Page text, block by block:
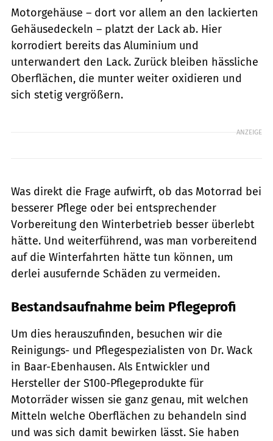
Motorgehäuse – dort vor allem an den lackierten
Gehäusedeckeln – platzt der Lack ab. Hier
korrodiert bereits das Aluminium und
unterwandert den Lack. Zurück bleiben hässliche
Oberflächen, die munter weiter oxidieren und
sich stetig vergrößern.
ANZEIGE
Was direkt die Frage aufwirft, ob das Motorrad bei
besserer Pflege oder bei entsprechender
Vorbereitung den Winterbetrieb besser überlebt
hätte. Und weiterführend, was man vorbereitend
auf die Winterfahrten hätte tun können, um
derlei ausufernde Schäden zu vermeiden.
Bestandsaufnahme beim Pflegeprofi
Um dies herauszufinden, besuchen wir die
Reinigungs- und Pflegespezialisten von Dr. Wack
in Baar-Ebenhausen. Als Entwickler und
Hersteller der S100-Pflegeprodukte für
Motorräder wissen sie ganz genau, mit welchen
Mitteln welche Oberflächen zu behandeln sind
und was sich damit bewirken lässt. Sie haben